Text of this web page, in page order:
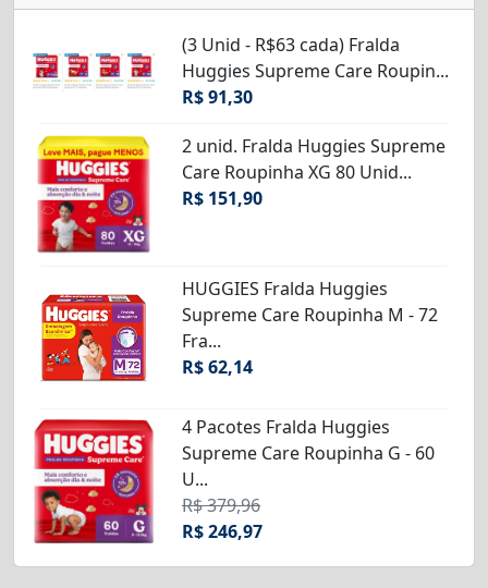
(3 Unid - R$63 cada) Fralda
Huggies Supreme Care Roupin...
R$ 91,30
2 unid. Fralda Huggies Supreme
Care Roupinha XG 80 Unid...
R$ 151,90
HUGGIES Fralda Huggies
Supreme Care Roupinha M - 72
Fra...
R$ 62,14
4 Pacotes Fralda Huggies
Supreme Care Roupinha G - 60
U...
R$ 379,96
R$ 246,97